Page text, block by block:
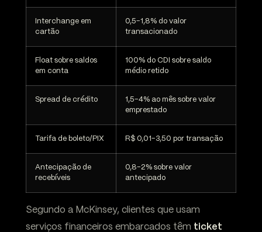
Interchange em
cartão
0,5-1,8% do valor
transacionado
Float sobre saldos
em conta
100% do CDI sobre saldo
médio retido
Spread de crédito
1,5-4% ao mês sobre valor
emprestado
Tarifa de boleto/PIX R$ 0,01-3,50 por transação
Antecipação de
recebíveis
0,8-2% sobre valor
antecipado
Segundo a McKinsey, clientes que usam
serviços financeiros embarcados têm ticket